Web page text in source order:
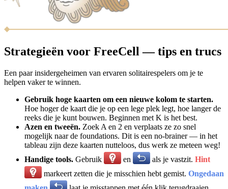
Strategieën voor FreeCell — tips en trucs
Een paar insidergeheimen van ervaren solitairespelers om je te
helpen vaker te winnen.
Gebruik hoge kaarten om een nieuwe kolom te starten.
Hoe hoger de kaart die je op een lege plek legt, hoe langer de
reeks die je kunt bouwen. Beginnen met K is het best.
Azen en tweeën. Zoek A en 2 en verplaats ze zo snel
mogelijk naar de foundations. Dit is een no-brainer — in het
tableau zijn deze kaarten nutteloos, dus werk ze meteen weg!
Handige tools. Gebruik en als je vastzit. Hint
markeert zetten die je misschien hebt gemist. Ongedaan